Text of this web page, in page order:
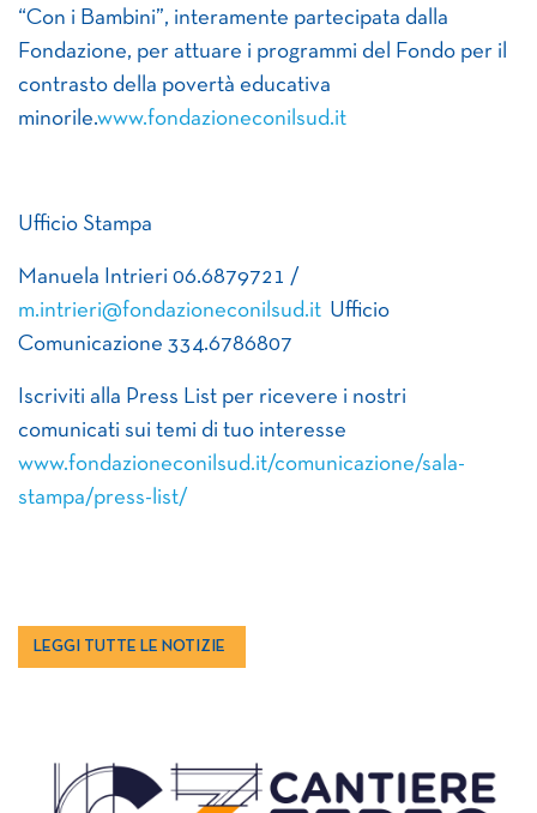
“Con i Bambini”, interamente partecipata dalla
Fondazione, per attuare i programmi del Fondo per il
contrasto della povertà educativa
minorile.www.fondazioneconilsud.it
Ufficio Stampa
Manuela Intrieri 06.6879721 /
m.intrieri@fondazioneconilsud.it Ufficio
Comunicazione 334.6786807
Iscriviti alla Press List per ricevere i nostri
comunicati sui temi di tuo interesse
www.fondazioneconilsud.it/comunicazione/sala-
stampa/press-list/
LEGGI TUTTE LE NOTIZIE